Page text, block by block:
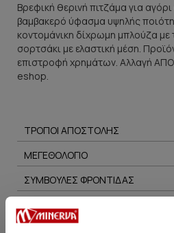
Βρεφική θερινή πιτζάμα για
βαμβακερό ύφασμα υψηλής
κοντομάνικη δίχρωμη μπλούζα
σορτσάκι με ελαστική μέση.
επιστροφή χρημάτων. Αλλαγή
eshop.
ΤΡΟΠΟΙ ΑΠΟΣΤΟΛΗΣ
ΜΕΓΕΘΟΛΟΓΙΟ
ΣΥΜΒΟΥΛΕΣ ΦΡΟΝΤΙΔΑΣ